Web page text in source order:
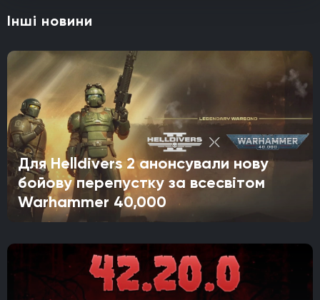
Інші новини
Для Helldivers 2 анонсували нову
бойову перепустку за всесвітом
Warhammer 40,000